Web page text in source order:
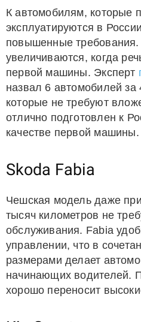
К автомобилям, которые
эксплуатируются в
повышенные
увеличиваются, когда
первой машины. Эксперт
назвал 6 автомобилей за
которые не требуют
отлично подготовлен к
качестве первой машины.
Skoda Fabia
Чешская модель даже
тысяч километров не
обслуживания. Fabia
управлении, что в
размерами делает
начинающих водителей.
хорошо переносит